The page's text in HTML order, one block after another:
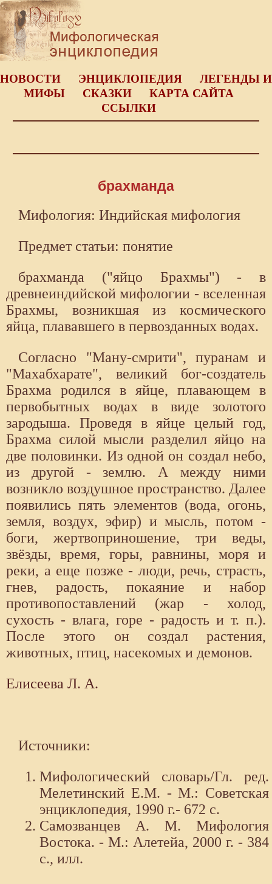
НОВОСТИ ЭНЦИКЛОПЕДИЯ
ЛЕГЕНДЫ И
МИФЫ
СКАЗКИ
КАРТА САЙТА
ССЫЛКИ
брахманда
Мифология: Индийская мифология
Предмет статьи: понятие
брахманда ("яйцо Брахмы") - в
древнеиндийской мифологии - вселенная
Брахмы, возникшая из космического
яйца, плававшего в первозданных водах.
Согласно "Ману-смрити", пуранам и
"Махабхарате", великий бог-создатель
Брахма родился в яйце, плавающем в
первобытных водах в виде золотого
зародыша. Проведя в яйце целый год,
Брахма силой мысли разделил яйцо на
две половинки. Из одной он создал небо,
из другой - землю. А между ними
возникло воздушное пространство. Далее
появились пять элементов (вода, огонь,
земля, воздух, эфир) и мысль, потом -
боги, жертвоприношение, три веды,
звёзды, время, горы, равнины, моря и
реки, а еще позже - люди, речь, страсть,
гнев, радость, покаяние и набор
противопоставлений (жар - холод,
сухость - влага, горе - радость и т. п.).
После этого он создал растения,
животных, птиц, насекомых и демонов.
Елисеева Л. А.
Источники:
Мифологический словарь/Гл. ред.
Мелетинский Е.М. - М.: Советская
энциклопедия, 1990 г.- 672 с.
Самозванцев А. М. Мифология
Востока. - М.: Алетейа, 2000 г. - 384
с., илл.